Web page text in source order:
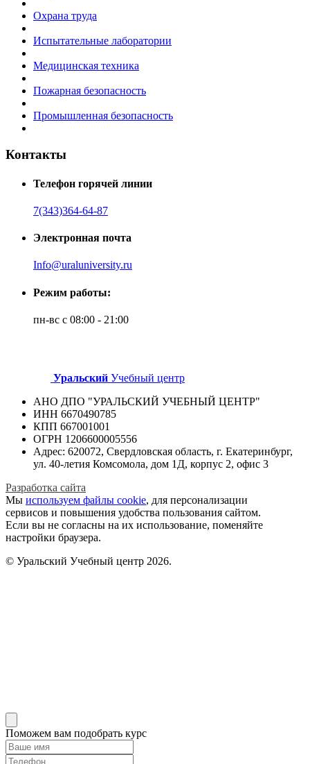
Охрана труда
Испытательные лаборатории
Медицинская техника
Пожарная безопасность
Промышленная безопасность
Контакты
Телефон горячей линии
7(343)364-64-87
Электронная почта
Info@uraluniversity.ru
Режим работы:
пн-вс с 08:00 - 21:00
Уральский Учебный центр
АНО ДПО "УРАЛЬСКИЙ УЧЕБНЫЙ ЦЕНТР"
ИНН 6670490785
КПП 667001001
ОГРН 1206600005556
Адрес: 620072, Свердловская область, г. Екатеринбург,
ул. 40-летия Комсомола, дом 1Д, корпус 2, офис 3
Разработка сайта
Мы используем файлы cookie, для персонализации
сервисов и повышения удобства пользования сайтом.
Если вы не согласны на их использование, поменяйте
настройки браузера.
© Уральский Учебный центр 2026.
Поможем вам подобрать курс